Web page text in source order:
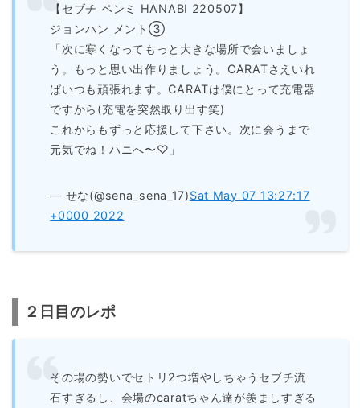
【セブチ ペンミ HANABI 220507】
ジョンハン メント③
「次に寒くなってもっと大きな場所で会いましょ
う。もっと思い出作りましょう。CARATさえいれ
ばいつも頑張れます。CARATは僕にとって充電器
ですから(充電を突然取り出す笑)
これからもずっと応援して下さい。次に会うまで
元気でね！ハニへ〜♡」
— せな(@sena_sena_17)Sat May 07 13:27:17
+0000 2022
２日目のレポ
その場の勢いでセトリ2つ増やしちゃうセブチ流
石すぎるし、会場のcaratちゃん達が羨ましすぎる